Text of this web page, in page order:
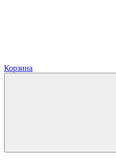
Корзина